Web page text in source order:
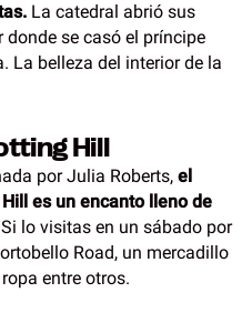
La catedral abrió sus
se casó el príncipe
La belleza del interior de la
Hill
por Julia Roberts, el
es un encanto lleno de
lo visitas en un sábado por
Road, un mercadillo
entre otros.